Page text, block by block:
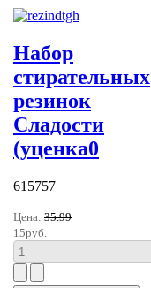
Набор
стирательных
резинок
Сладости
(уценка0
615757
Цена: 35.99
15руб.